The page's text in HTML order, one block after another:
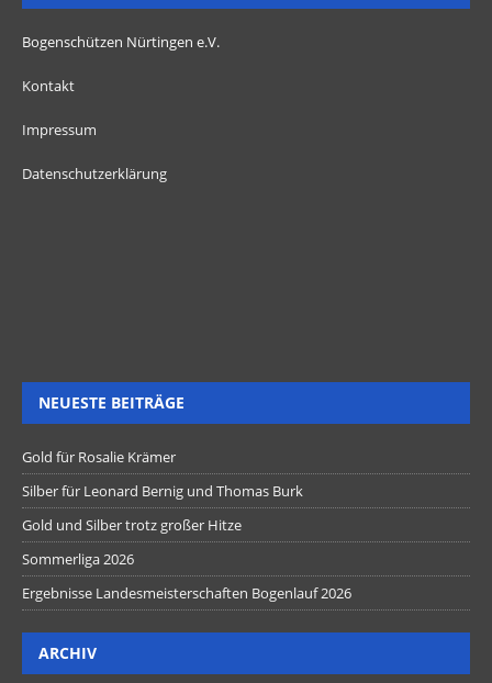
Bogenschützen Nürtingen e.V.
Kontakt
Impressum
Datenschutzerklärung
NEUESTE BEITRÄGE
Gold für Rosalie Krämer
Silber für Leonard Bernig und Thomas Burk
Gold und Silber trotz großer Hitze
Sommerliga 2026
Ergebnisse Landesmeisterschaften Bogenlauf 2026
ARCHIV